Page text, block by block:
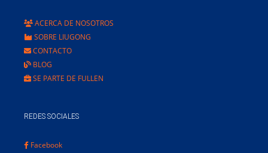
ACERCA DE NOSOTROS
SOBRE LIUGONG
CONTACTO
BLOG
SE PARTE DE FULLEN
REDES SOCIALES
Facebook